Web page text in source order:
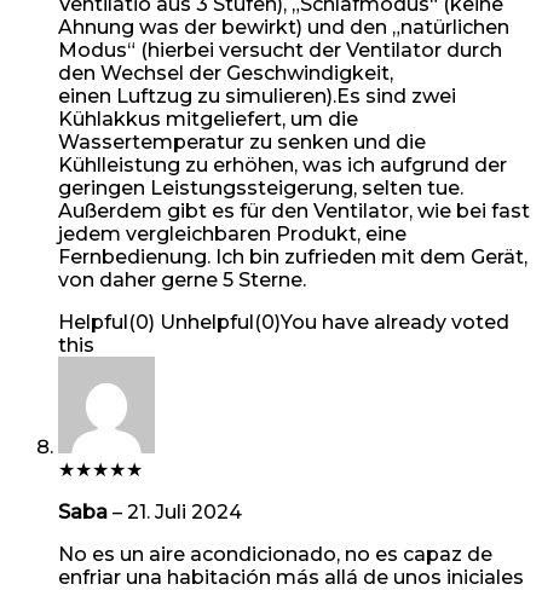
Ahnung was der bewirkt) und den „natürlichen
Modus“ (hierbei versucht der Ventilator durch
den Wechsel der Geschwindigkeit,
einen Luftzug zu simulieren).Es sind zwei
Kühlakkus mitgeliefert, um die
Wassertemperatur zu senken und die
Kühlleistung zu erhöhen, was ich aufgrund der
geringen Leistungssteigerung, selten tue.
Außerdem gibt es für den Ventilator, wie bei fast
jedem vergleichbaren Produkt, eine
Fernbedienung. Ich bin zufrieden mit dem Gerät,
von daher gerne 5 Sterne.
Helpful(0) Unhelpful(0)You have already voted
this
★★★★★
Saba – 21. Juli 2024
No es un aire acondicionado, no es capaz de
enfriar una habitación más allá de unos iniciales